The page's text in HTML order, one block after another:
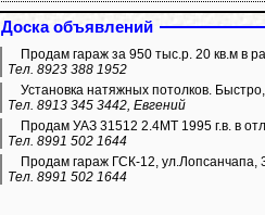
Доска объявлений
Продам гараж за 950 тыс.р. 20 кв.м в
Тел. 8923 388 1952
Установка натяжных потолков.
Тел. 8913 345 3442, Евгений
Продам УАЗ 31512 2.4МТ 1995 г.в. в
Тел. 8991 502 1644
Продам гараж ГСК-12,
Тел. 8991 502 1644